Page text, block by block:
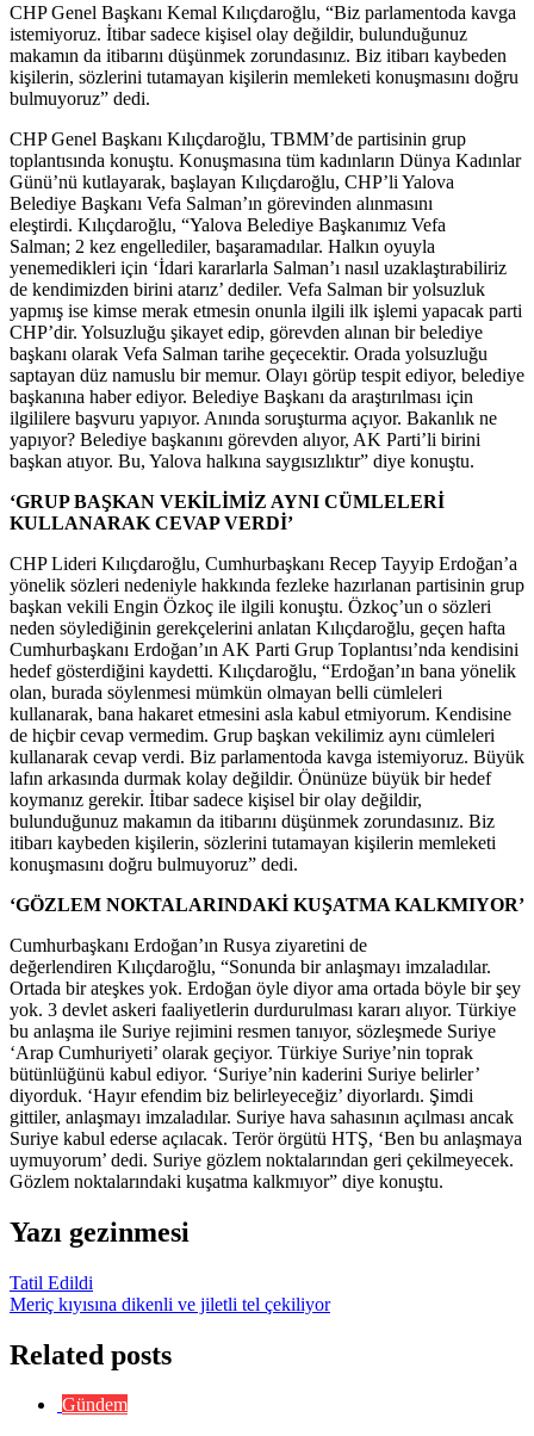
CHP Genel Başkanı Kemal Kılıçdaroğlu, “Biz parlamentoda kavga
istemiyoruz. İtibar sadece kişisel olay değildir, bulunduğunuz
makamın da itibarını düşünmek zorundasınız. Biz itibarı kaybeden
kişilerin, sözlerini tutamayan kişilerin memleketi konuşmasını doğru
bulmuyoruz” dedi.
CHP Genel Başkanı Kılıçdaroğlu, TBMM’de partisinin grup
toplantısında konuştu. Konuşmasına tüm kadınların Dünya Kadınlar
Günü’nü kutlayarak, başlayan Kılıçdaroğlu, CHP’li Yalova
Belediye Başkanı Vefa Salman’ın görevinden alınmasını
eleştirdi. Kılıçdaroğlu, “Yalova Belediye Başkanımız Vefa
Salman; 2 kez engellediler, başaramadılar. Halkın oyuyla
yenemedikleri için ‘İdari kararlarla Salman’ı nasıl uzaklaştırabiliriz
de kendimizden birini atarız’ dediler. Vefa Salman bir yolsuzluk
yapmış ise kimse merak etmesin onunla ilgili ilk işlemi yapacak parti
CHP’dir. Yolsuzluğu şikayet edip, görevden alınan bir belediye
başkanı olarak Vefa Salman tarihe geçecektir. Orada yolsuzluğu
saptayan düz namuslu bir memur. Olayı görüp tespit ediyor, belediye
başkanına haber ediyor. Belediye Başkanı da araştırılması için
ilgililere başvuru yapıyor. Anında soruşturma açıyor. Bakanlık ne
yapıyor? Belediye başkanını görevden alıyor, AK Parti’li birini
başkan atıyor. Bu, Yalova halkına saygısızlıktır” diye konuştu.
‘GRUP BAŞKAN VEKİLİMİZ AYNI CÜMLELERİ
KULLANARAK CEVAP VERDİ’
CHP Lideri Kılıçdaroğlu, Cumhurbaşkanı Recep Tayyip Erdoğan’a
yönelik sözleri nedeniyle hakkında fezleke hazırlanan partisinin grup
başkan vekili Engin Özkoç ile ilgili konuştu. Özkoç’un o sözleri
neden söylediğinin gerekçelerini anlatan Kılıçdaroğlu, geçen hafta
Cumhurbaşkanı Erdoğan’ın AK Parti Grup Toplantısı’nda kendisini
hedef gösterdiğini kaydetti. Kılıçdaroğlu, “Erdoğan’ın bana yönelik
olan, burada söylenmesi mümkün olmayan belli cümleleri
kullanarak, bana hakaret etmesini asla kabul etmiyorum. Kendisine
de hiçbir cevap vermedim. Grup başkan vekilimiz aynı cümleleri
kullanarak cevap verdi. Biz parlamentoda kavga istemiyoruz. Büyük
lafın arkasında durmak kolay değildir. Önünüze büyük bir hedef
koymanız gerekir. İtibar sadece kişisel bir olay değildir,
bulunduğunuz makamın da itibarını düşünmek zorundasınız. Biz
itibarı kaybeden kişilerin, sözlerini tutamayan kişilerin memleketi
konuşmasını doğru bulmuyoruz” dedi.
‘GÖZLEM NOKTALARINDAKİ KUŞATMA KALKMIYOR’
Cumhurbaşkanı Erdoğan’ın Rusya ziyaretini de
değerlendiren Kılıçdaroğlu, “Sonunda bir anlaşmayı imzaladılar.
Ortada bir ateşkes yok. Erdoğan öyle diyor ama ortada böyle bir şey
yok. 3 devlet askeri faaliyetlerin durdurulması kararı alıyor. Türkiye
bu anlaşma ile Suriye rejimini resmen tanıyor, sözleşmede Suriye
‘Arap Cumhuriyeti’ olarak geçiyor. Türkiye Suriye’nin toprak
bütünlüğünü kabul ediyor. ‘Suriye’nin kaderini Suriye belirler’
diyorduk. ‘Hayır efendim biz belirleyeceğiz’ diyorlardı. Şimdi
gittiler, anlaşmayı imzaladılar. Suriye hava sahasının açılması ancak
Suriye kabul ederse açılacak. Terör örgütü HTŞ, ‘Ben bu anlaşmaya
uymuyorum’ dedi. Suriye gözlem noktalarından geri çekilmeyecek.
Gözlem noktalarındaki kuşatma kalkmıyor” diye konuştu.
Yazı gezinmesi
Tatil Edildi
Meriç kıyısına dikenli ve jiletli tel çekiliyor
Related posts
Gündem